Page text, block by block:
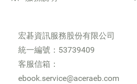
宏碁資訊服務股份有限公司
統一編號：53739409
客服信箱：
ebook.service@aceraeb.com